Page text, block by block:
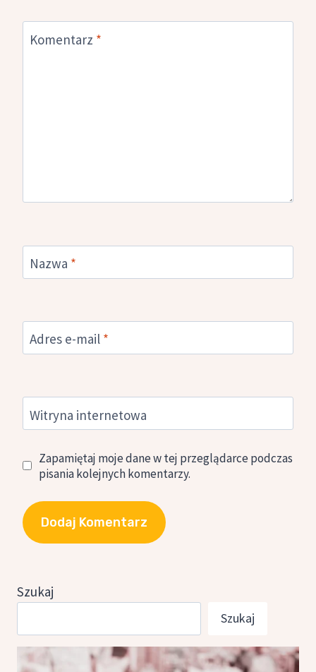
Komentarz *
Nazwa *
Adres e-mail *
Witryna internetowa
Zapamiętaj moje dane w tej przeglądarce podczas
pisania kolejnych komentarzy.
Szukaj
Szukaj